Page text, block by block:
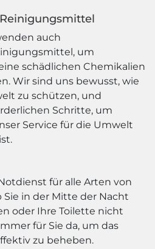
auch
um
schädlichen Chemikalien
Wir sind uns bewusst, wie
zu schützen, und
Schritte, um
Service für die Umwelt
für alle Arten von
Sie in der Mitte der Nacht
oder Ihre Toilette nicht
für Sie da, um das
zu beheben.